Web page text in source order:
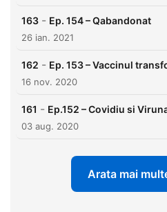
163 - Ep. 154 – Qabandonat
26 ian. 2021
162 - Ep. 153 – Vaccinul
16 nov. 2020
161 - Ep.152 – Covidiu si
03 aug. 2020
Arata mai